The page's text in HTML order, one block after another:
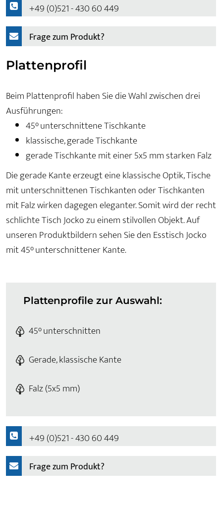
+49 (0)521 - 430 60 449
Frage zum Produkt?
Plattenprofil
Beim Plattenprofil haben Sie die Wahl zwischen drei
Ausführungen:
45° unterschnittene Tischkante
klassische, gerade Tischkante
gerade Tischkante mit einer 5x5 mm starken Falz
Die gerade Kante erzeugt eine klassische Optik, Tische
mit unterschnittenen Tischkanten oder Tischkanten
mit Falz wirken dagegen eleganter. Somit wird der recht
schlichte Tisch Jocko zu einem stilvollen Objekt. Auf
unseren Produktbildern sehen Sie den Esstisch Jocko
mit 45° unterschnittener Kante.
Plattenprofile zur Auswahl:
45° unterschnitten
Gerade, klassische Kante
Falz (5x5 mm)
+49 (0)521 - 430 60 449
Frage zum Produkt?